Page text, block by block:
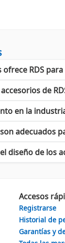
en ventas, RDS
soluciones
al jugar, no
y la
RDS
de
en la
adecuados
diseño de los
Accesos
Registrarse
Historial de
Garantías y